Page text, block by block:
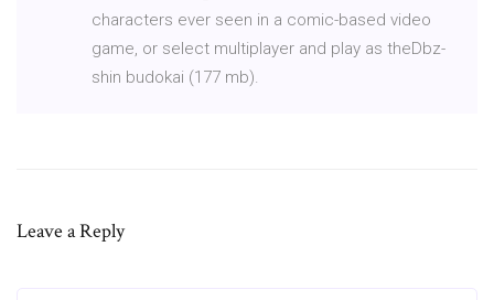
characters ever seen in a comic-based video
game, or select multiplayer and play as theDbz-
shin budokai (177 mb).
Leave a Reply